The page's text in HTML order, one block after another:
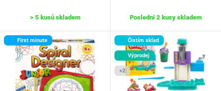
> 5 kusů skladem Poslední 2 kusy skladem
First minute Čistím sklad
Výprodej
+2